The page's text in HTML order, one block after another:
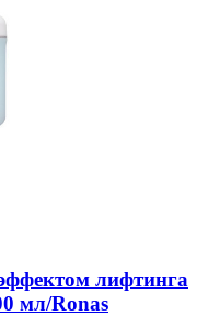
лифтинга
мл/Ronas